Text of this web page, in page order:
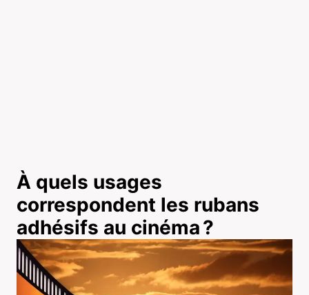
À quels usages
correspondent les rubans
adhésifs au cinéma ?